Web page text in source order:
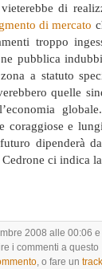
di
di mercato
troppo
pubblica
a statuto
quelle
coraggiose e
dipenderà da
ci indica
2008 alle 00:06 e
i commenti a questo
, o fare un